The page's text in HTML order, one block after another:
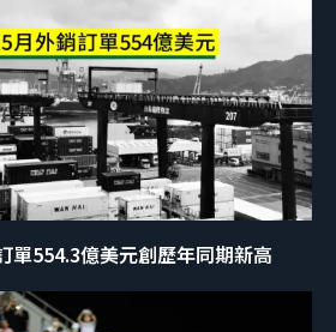
單554.3億美元創歷年同期新高